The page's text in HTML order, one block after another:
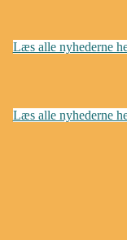
Læs alle nyhederne
Læs alle nyhederne